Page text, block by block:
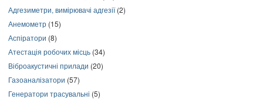
Адгезиметри, вимірювачі адгезії(2)
Анемометр (15)
Аспіратори (8)
Атестація робочих місць (34)
Віброакустичні прилади (20)
Газоаналізатори (57)
Генератори трасувальні (5)